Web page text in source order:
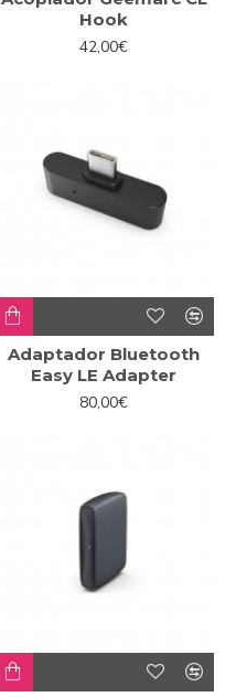
Hook
42,00€
Adaptador Bluetooth
Easy LE Adapter
80,00€